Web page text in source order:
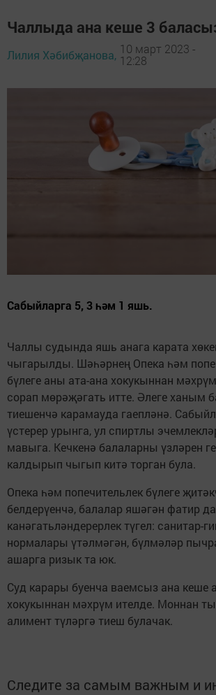
Чаллыда ана кеше 3
Лилия Хәбибҗанова, 10 март 2023 -
12:28
Сабыйларга 5, 3 һәм 1 яшь.
Чаллы судында яшь анага карата
чыгарылды. Шәһәрнең Опека һәм
бүлеге аны ата-ана хокукыннан
сорап мөрәҗәгать итте. Әлеге ханым
тиешенчә карамауда гаепләнә.
үстерер урынга, ул спиртлы
мавыга. Кечкенә балаларны үзләрен
калдырып чыгып китә торган була.
Опека һәм попечительлек бүлеге
белдерүенчә, балалар яшәгән фатир да
канәгатьләндерерлек түгел: санитар-
нормалары үтәлмәгән, бүлмәләр
ашарга ризык та юк.
Суд карары буенча ваемсыз ана кеше
хокукыннан мәхрүм ителде. Моннан
алимент түләргә тиеш булачак.
Следите за самым важным и